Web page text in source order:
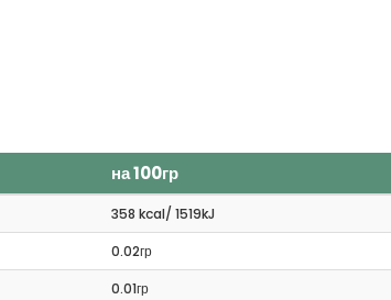
на 100гр
358 kcal/ 1519kJ
0.02гр
0.01гр